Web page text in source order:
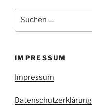
nach:
IMPRESSUM
Impressum
Datenschutzerklärung